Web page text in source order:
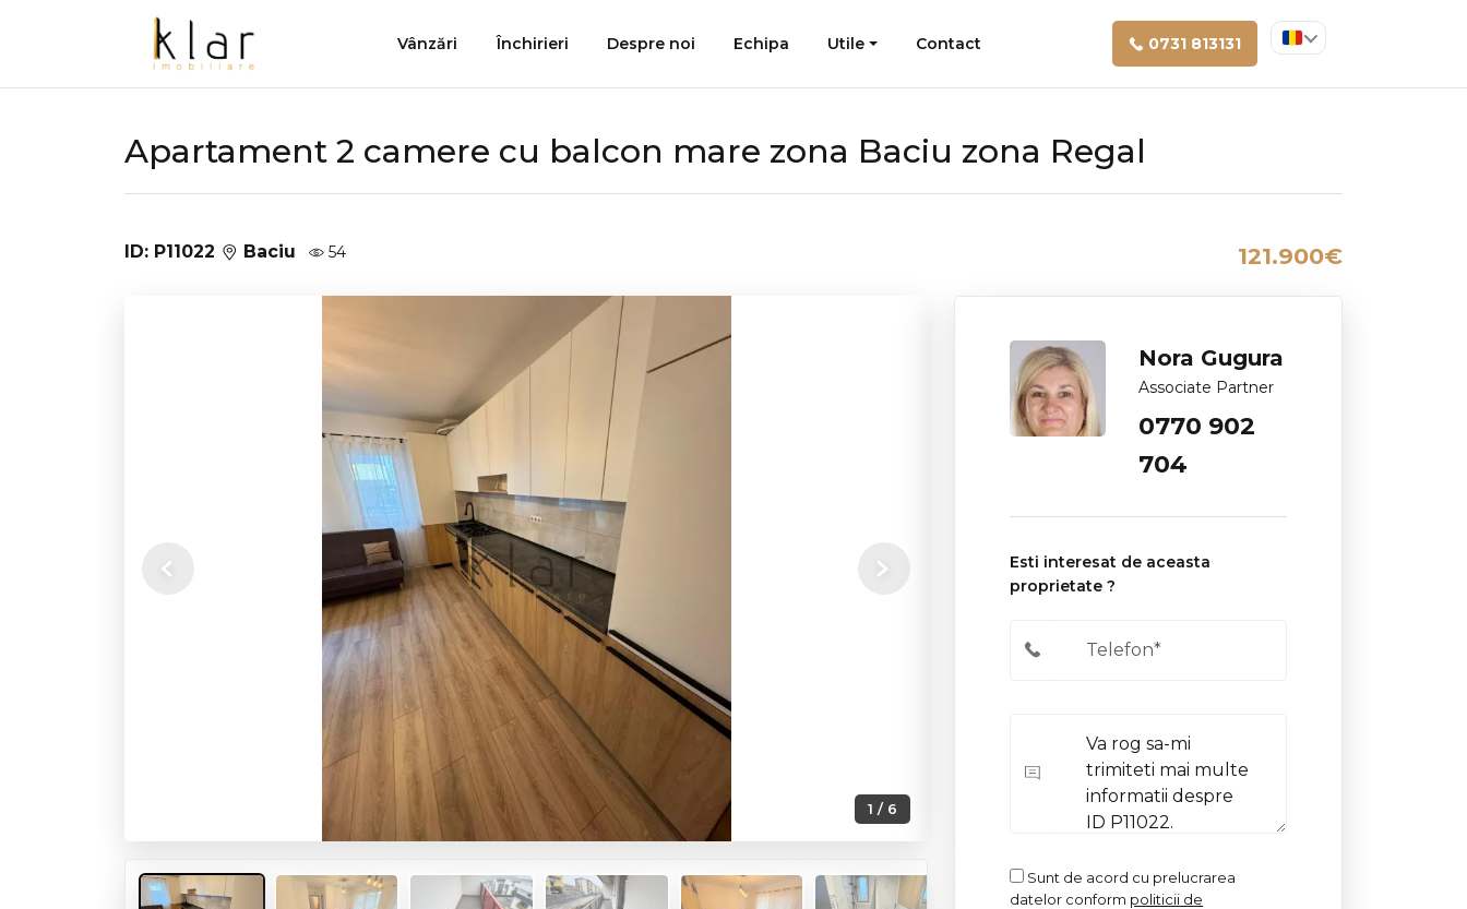
Vânzări Închirieri Despre noi Echipa Utile Contact 0731 813131
Apartament 2 camere cu balcon mare zona Baciu zona Regal
ID: P11022 Baciu 54 121.900€
1 / 6
Previous Next
Nora Gugura
Associate Partner
0770 902
704
Esti interesat de aceasta
proprietate ?
Sunt de acord cu prelucrarea
datelor conform politicii de